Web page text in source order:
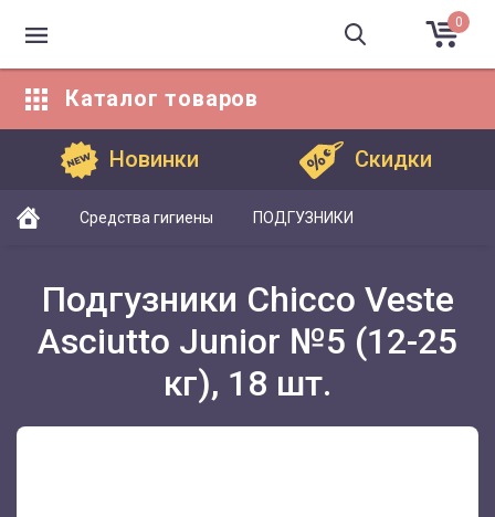
0
Каталог товаров
Новинки Скидки
Средства гигиены ПОДГУЗНИКИ
Подгузники Chicco Veste
Asciutto Junior №5 (12-25
кг), 18 шт.